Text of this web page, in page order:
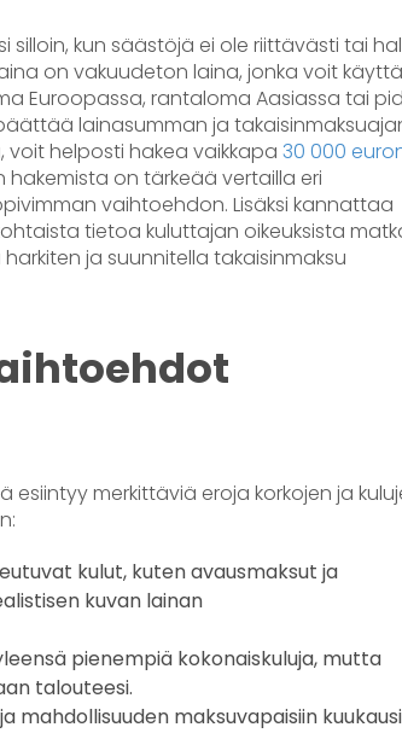
kun säästöjä ei ole riittävästi tai
on vakuudeton laina, jonka voit
Euroopassa, rantaloma Aasiassa tai
lainasumman ja
voit helposti hakea vaikkapa 30 000
hakemista on tärkeää vertailla eri
vaihtoehdon. Lisäksi kannattaa
tietoa kuluttajan oikeuksista
ja suunnitella takaisinmaksu
merkittäviä eroja korkojen ja
kulut, kuten avausmaksut ja
kuvan lainan
pienempiä kokonaiskuluja, mutta
talouteesi.
mahdollisuuden maksuvapaisiin